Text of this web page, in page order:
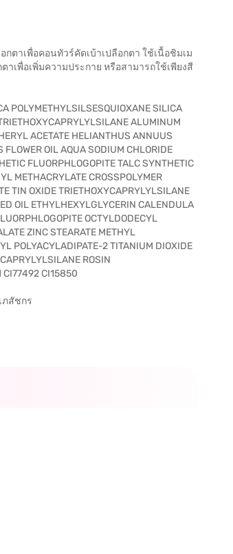
ตาเพื่อคอนทัวร์คัดเบ้าเปลือกตา ใช้เนื้อชิมเม
เพื่อเพิ่มความประกาย หรือสามารถใช้เพียงสี
POLYMETHYLSILSESQUIOXANE SILICA
ALUMINUM
ACETATE HELIANTHUS ANNUUS
OIL AQUA SODIUM CHLORIDE
FLUORPHLOGOPITE TALC SYNTHETIC
METHACRYLATE CROSSPOLYMER
TIN OXIDE TRIETHOXYCAPRYLYLSILANE
OIL ETHYLHEXYLGLYCERIN CALENDULA
OCTYLDODECYL
ZINC STEARATE METHYL
POLYACYLADIPATE-2 TITANIUM DIOXIDE
ROSIN
CI77492 CI15850
ภสัชกร